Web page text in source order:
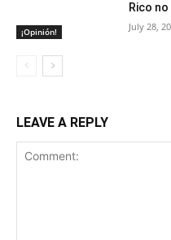
¡Opinión!
Rico
July 28,
LEAVE A REPLY